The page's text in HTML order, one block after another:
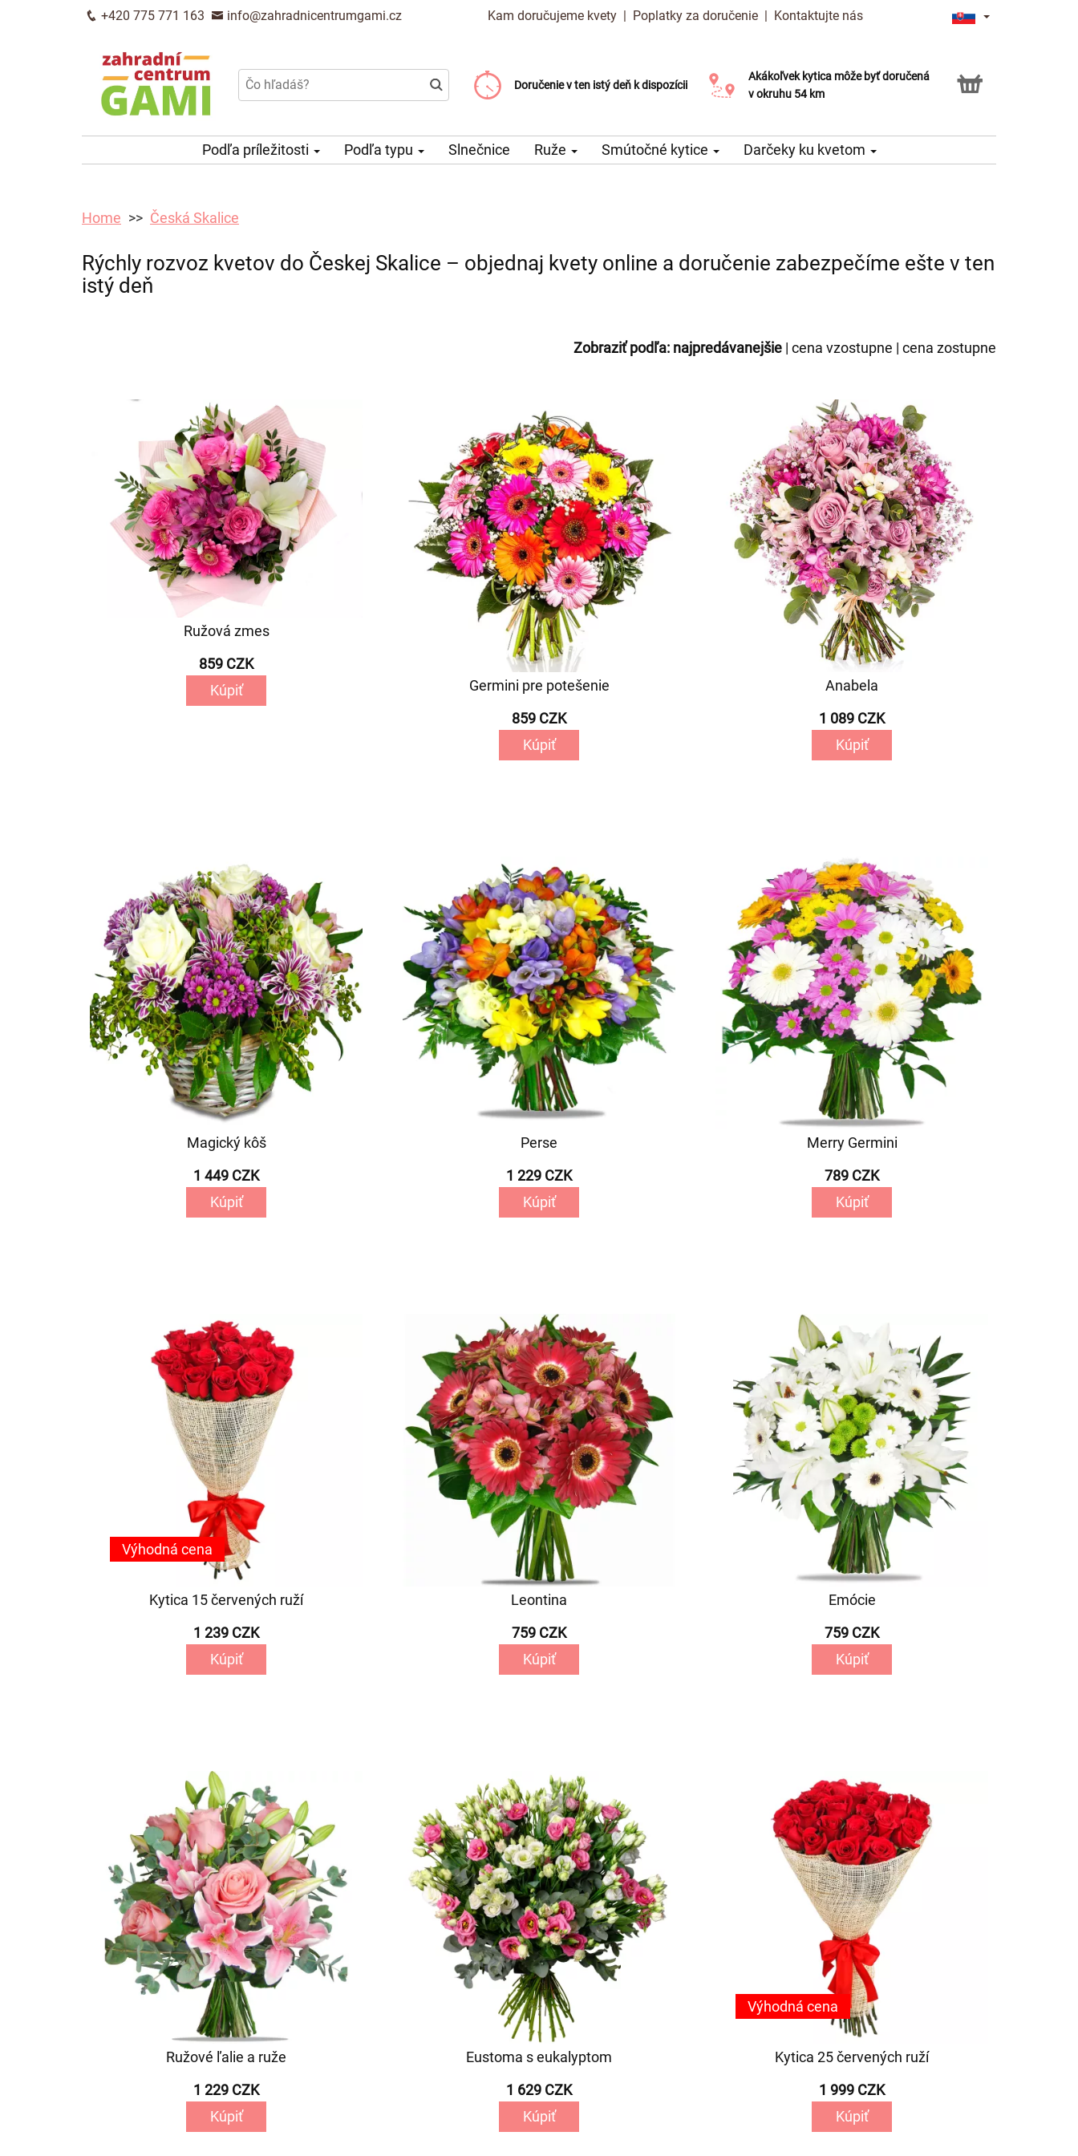
+420 775 771 163 info@zahradnicentrumgami.cz Kam doručujeme kvety | Poplatky za doručenie | Kontaktujte nás
Doručenie v ten istý deň k dispozícii
Poplatok za doručenie od 99 CZK
Vyberte si dátum doručenia
Akákoľvek kytica môže byť doručená
v okruhu 54 km
Služba Click & Collect
Podľa príležitosti Podľa typu Slnečnice Ruže Smútočné kytice Darčeky ku kvetom
Home Česká Skalice
Rýchly rozvoz kvetov do Českej Skalice – objednaj kvety online a doručenie zabezpečíme ešte v ten
istý deň
Zobraziť podľa: najpredávanejšie | cena vzostupne | cena zostupne
Ružová zmes
859 CZK
Kúpiť
Germini pre potešenie
859 CZK
Kúpiť
Anabela
1 089 CZK
Kúpiť
Magický kôš
1 449 CZK
Kúpiť
Perse
1 229 CZK
Kúpiť
Merry Germini
789 CZK
Kúpiť
Kytica 15 červených ruží
1 239 CZK
Kúpiť
Výhodná cena
Leontina
759 CZK
Kúpiť
Emócie
759 CZK
Kúpiť
Ružové ľalie a ruže
1 229 CZK
Kúpiť
Eustoma s eukalyptom
1 629 CZK
Kúpiť
Kytica 25 červených ruží
1 999 CZK
Kúpiť
Výhodná cena